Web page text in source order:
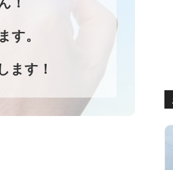
す。
ます！